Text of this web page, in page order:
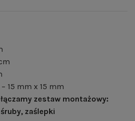
15 mm x 15 mm
zestaw montażowy:
zaślepki